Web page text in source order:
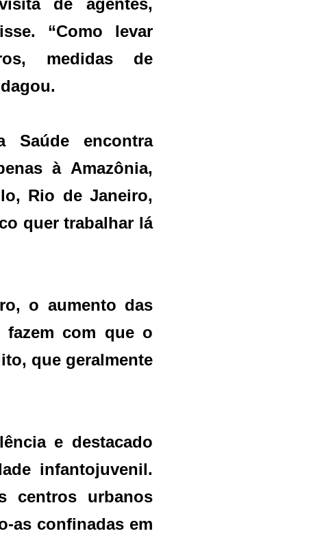
de agentes,
“Como levar
medidas de
Saúde encontra
à Amazônia,
Rio de Janeiro,
quer trabalhar lá
o aumento das
fazem com que o
que geralmente
e destacado
infantojuvenil.
centros urbanos
as confinadas em